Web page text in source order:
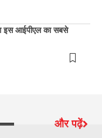
इस आईपीएल का सबसे
और पढ़ें